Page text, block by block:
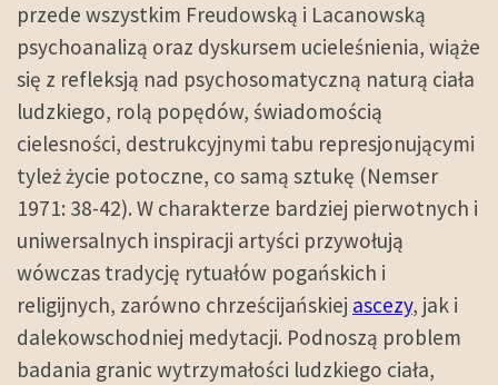
przede wszystkim Freudowską i Lacanowską
psychoanalizą oraz dyskursem ucieleśnienia, wiąże
się z refleksją nad psychosomatyczną naturą ciała
ludzkiego, rolą popędów, świadomością
cielesności, destrukcyjnymi tabu represjonującymi
tyleż życie potoczne, co samą sztukę (Nemser
1971: 38-42). W charakterze bardziej pierwotnych i
uniwersalnych inspiracji artyści przywołują
wówczas tradycję rytuałów pogańskich i
religijnych, zarówno chrześcijańskiej ascezy, jak i
dalekowschodniej medytacji. Podnoszą problem
badania granic wytrzymałości ludzkiego ciała,